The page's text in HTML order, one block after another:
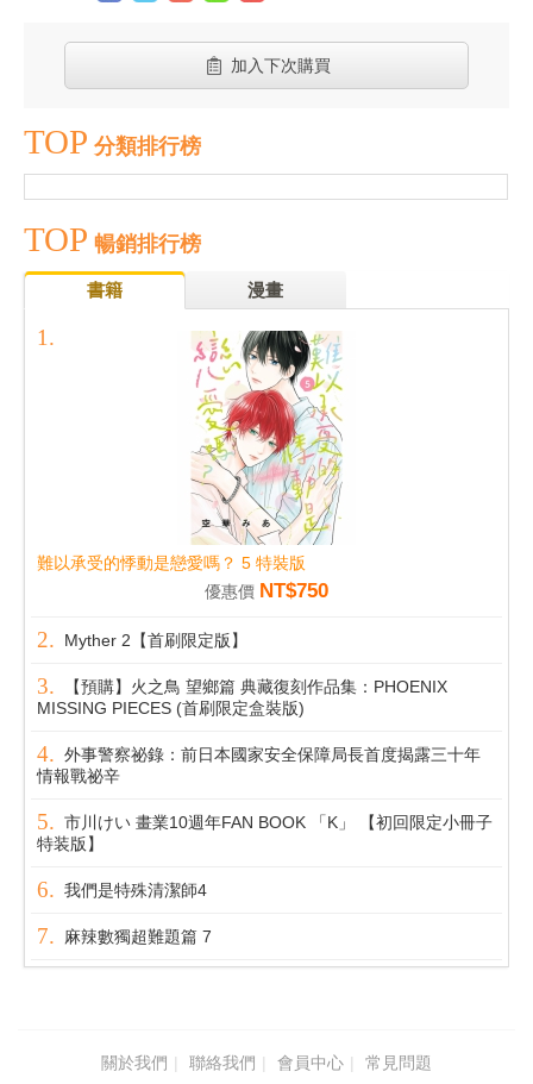
加入下次購買
TOP 分類排行榜
TOP 暢銷排行榜
書籍 漫畫
難以承受的悸動是戀愛嗎？ 5 特裝版
優惠價 NT$750
Myther 2【首刷限定版】
【預購】火之鳥 望鄉篇 典藏復刻作品集：PHOENIX
MISSING PIECES (首刷限定盒裝版)
外事警察祕錄：前日本國家安全保障局長首度揭露三十年
情報戰祕辛
市川けい 畫業10週年FAN BOOK 「K」 【初回限定小冊子
特装版】
我們是特殊清潔師4
麻辣數獨超難題篇 7
關於我們 聯絡我們 會員中心 常見問題